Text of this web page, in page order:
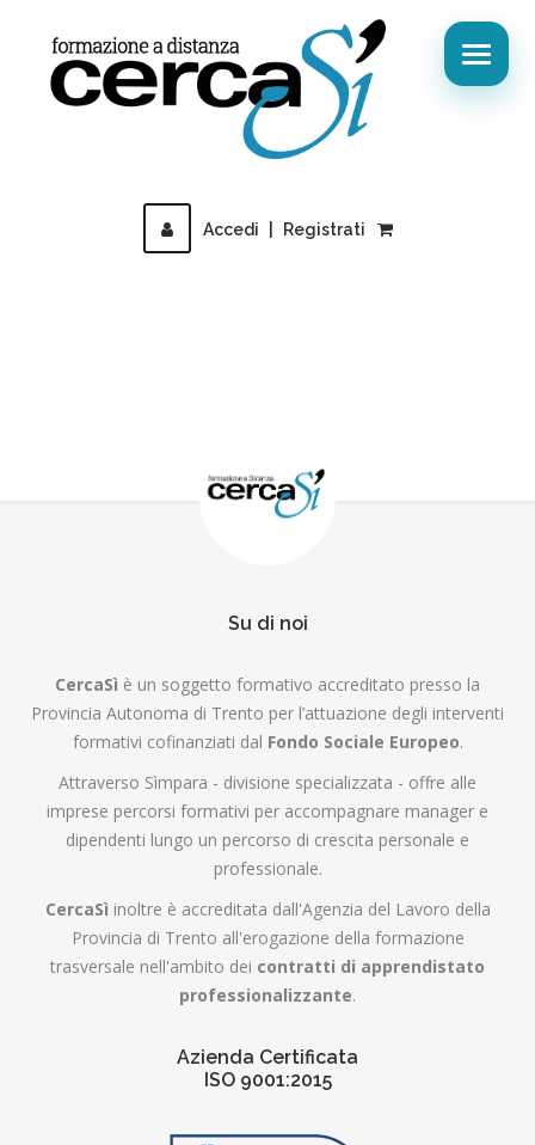
Accedi Registrati
Su di noi
CercaSì è un soggetto formativo accreditato presso la
Provincia Autonoma di Trento per l’attuazione degli interventi
formativi cofinanziati dal Fondo Sociale Europeo.
Attraverso Sìmpara - divisione specializzata - offre alle
imprese percorsi formativi per accompagnare manager e
dipendenti lungo un percorso di crescita personale e
professionale.
CercaSì inoltre è accreditata dall'Agenzia del Lavoro della
Provincia di Trento all'erogazione della formazione
trasversale nell'ambito dei contratti di apprendistato
professionalizzante.
Azienda Certificata
ISO 9001:2015